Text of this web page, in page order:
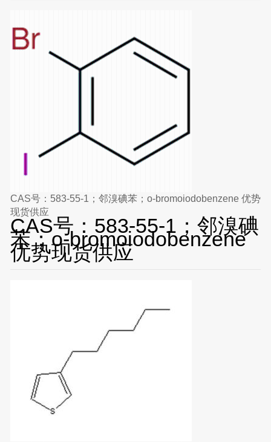
CAS号：583-55-1；邻溴碘苯；o-bromoiodobenzene 优势
现货供应
CAS号：583-55-1；邻溴碘
苯；o-bromoiodobenzene
优势现货供应